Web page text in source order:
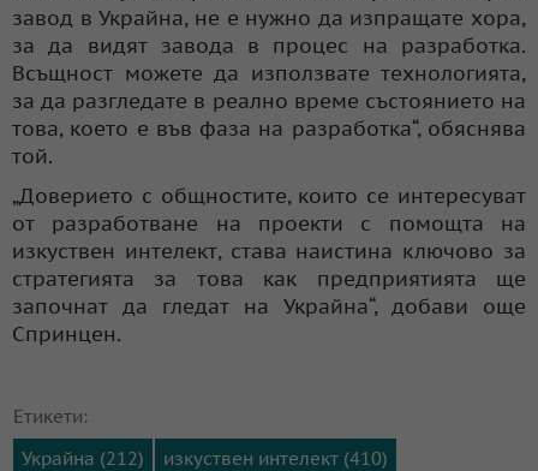
завод в Украйна, не е нужно да изпращате хора,
за да видят завода в процес на разработка.
Всъщност можете да използвате технологията,
за да разгледате в реално време състоянието на
това, което е във фаза на разработка“, обяснява
той.
„Доверието с общностите, които се интересуват
от разработване на проекти с помощта на
изкуствен интелект, става наистина ключово за
стратегията за това как предприятията ще
започнат да гледат на Украйна“, добави още
Спринцен.
Етикети:
Украйна (212)
изкуствен интелект (410)